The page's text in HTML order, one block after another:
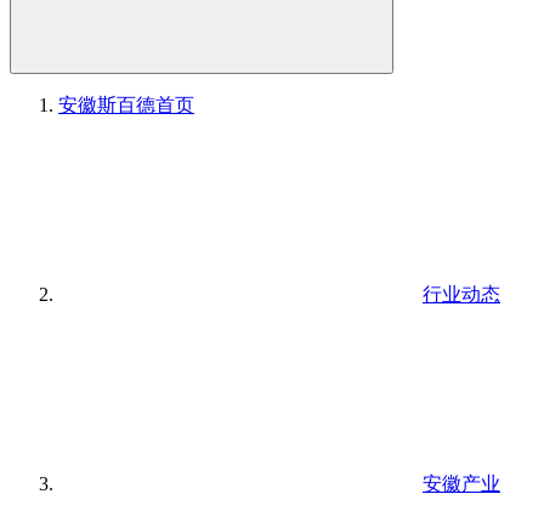
安徽斯百德首页
行业动态
安徽产业